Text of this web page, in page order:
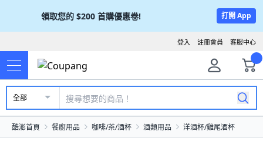
領取您的 $200 首購優惠卷! 打開 App
客服中心
註冊會員
登入
全部
酷澎首頁 餐廚用品 咖啡/茶/酒杯 酒類用品 洋酒杯/雞尾酒杯